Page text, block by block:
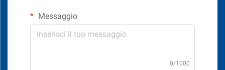
Messaggio
0/1000